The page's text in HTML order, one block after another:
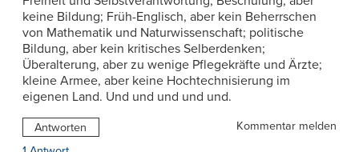
keine Bildung; Früh-Englisch, aber kein Beherrschen
von Mathematik und Naturwissenschaft; politische
Bildung, aber kein kritisches Selberdenken;
Überalterung, aber zu wenige Pflegekräfte und Ärzte;
kleine Armee, aber keine Hochtechnisierung im
eigenen Land. Und und und und und.
Antworten
Kommentar melden